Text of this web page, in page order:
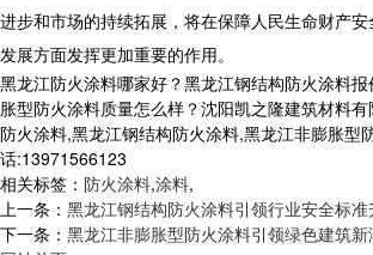
进步和市场的持续拓展，将在保障人民生命财产
发展方面发挥更加重要的作用。
黑龙江防火涂料哪家好？黑龙江钢结构防火涂料
胀型防火涂料质量怎么样？沈阳凯之隆建筑材料
防火涂料,黑龙江钢结构防火涂料,黑龙江非膨胀型
话:13971566123
相关标签： 防火涂料,涂料,
上一条： 黑龙江钢结构防火涂料引领行业安全标准
下一条： 黑龙江非膨胀型防火涂料引领绿色建筑新